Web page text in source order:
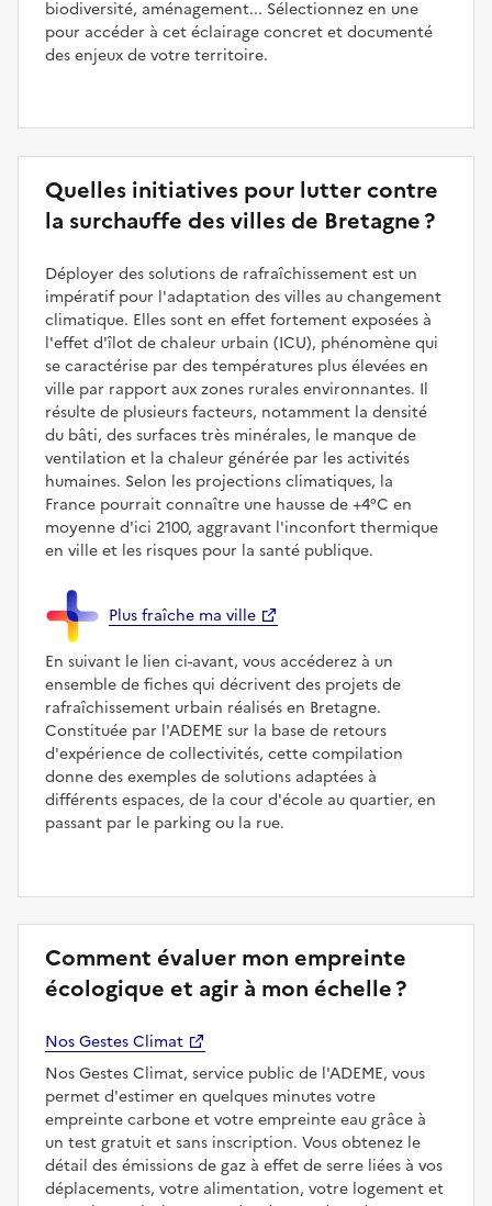
biodiversité, aménagement... Sélectionnez en une
pour accéder à cet éclairage concret et documenté
des enjeux de votre territoire.
Quelles initiatives pour lutter contre
la surchauffe des villes de Bretagne ?
Déployer des solutions de rafraîchissement est un
impératif pour l'adaptation des villes au changement
climatique. Elles sont en effet fortement exposées à
l'effet d'îlot de chaleur urbain (ICU), phénomène qui
se caractérise par des températures plus élevées en
ville par rapport aux zones rurales environnantes. Il
résulte de plusieurs facteurs, notamment la densité
du bâti, des surfaces très minérales, le manque de
ventilation et la chaleur générée par les activités
humaines. Selon les projections climatiques, la
France pourrait connaître une hausse de +4°C en
moyenne d'ici 2100, aggravant l'inconfort thermique
en ville et les risques pour la santé publique.
Plus fraîche ma ville
En suivant le lien ci-avant, vous accéderez à un
ensemble de fiches qui décrivent des projets de
rafraîchissement urbain réalisés en Bretagne.
Constituée par l'ADEME sur la base de retours
d'expérience de collectivités, cette compilation
donne des exemples de solutions adaptées à
différents espaces, de la cour d'école au quartier, en
passant par le parking ou la rue.
Comment évaluer mon empreinte
écologique et agir à mon échelle ?
Nos Gestes Climat
Nos Gestes Climat, service public de l'ADEME, vous
permet d'estimer en quelques minutes votre
empreinte carbone et votre empreinte eau grâce à
un test gratuit et sans inscription. Vous obtenez le
détail des émissions de gaz à effet de serre liées à vos
déplacements, votre alimentation, votre logement et